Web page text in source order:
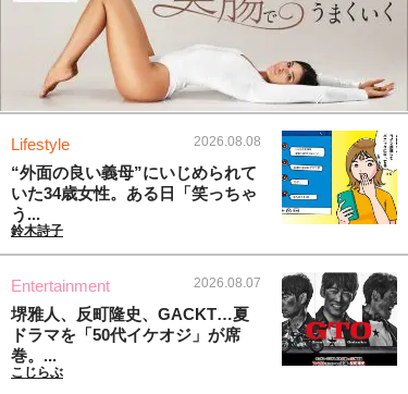
Lifestyle 2026.08.08
“外面の良い義母”にいじめられて
いた34歳女性。ある日「笑っちゃ
う...
鈴木詩子
Entertainment 2026.08.07
堺雅人、反町隆史、GACKT…夏
ドラマを「50代イケオジ」が席
巻。...
こじらぶ